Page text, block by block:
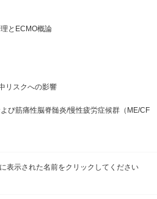
とECMO概論
リスクへの影響
び筋痛性脳脊髄炎/慢性疲労症候群（ME/CF
表示された名前をクリックしてください